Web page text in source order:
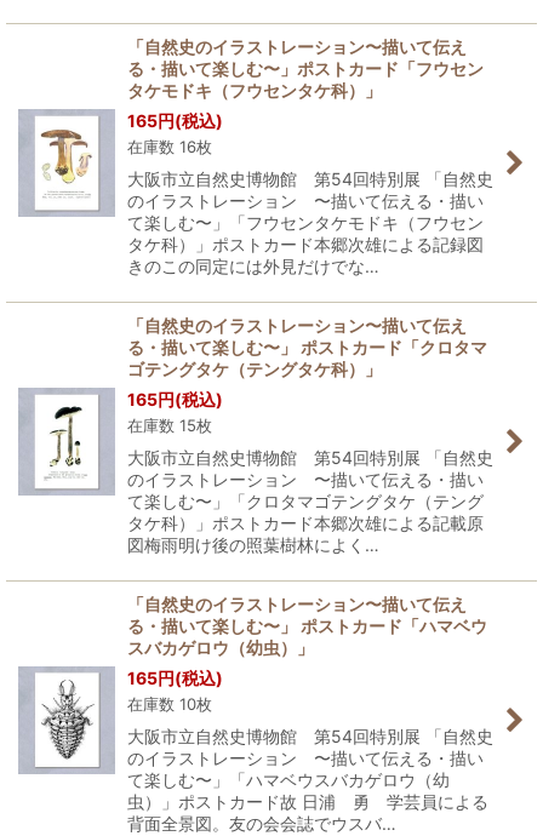
「自然史のイラストレーション〜描いて伝え
る・描いて楽しむ〜」ポストカード「フウセン
タケモドキ（フウセンタケ科）」
165円(税込)
在庫数 16枚
大阪市立自然史博物館 第54回特別展 「自然史
のイラストレーション 〜描いて伝える・描い
て楽しむ〜」「フウセンタケモドキ（フウセン
タケ科）」ポストカード本郷次雄による記録図
きのこの同定には外見だけでな…
「自然史のイラストレーション〜描いて伝え
る・描いて楽しむ〜」 ポストカード「クロタマ
ゴテングタケ（テングタケ科）」
165円(税込)
在庫数 15枚
大阪市立自然史博物館 第54回特別展 「自然史
のイラストレーション 〜描いて伝える・描い
て楽しむ〜」「クロタマゴテングタケ（テング
タケ科）」ポストカード本郷次雄による記載原
図梅雨明け後の照葉樹林によく…
「自然史のイラストレーション〜描いて伝え
る・描いて楽しむ〜」 ポストカード「ハマベウ
スバカゲロウ（幼虫）」
165円(税込)
在庫数 10枚
大阪市立自然史博物館 第54回特別展 「自然史
のイラストレーション 〜描いて伝える・描い
て楽しむ〜」「ハマベウスバカゲロウ（幼
虫）」ポストカード故 日浦 勇 学芸員による
背面全景図。友の会会誌でウスバ…